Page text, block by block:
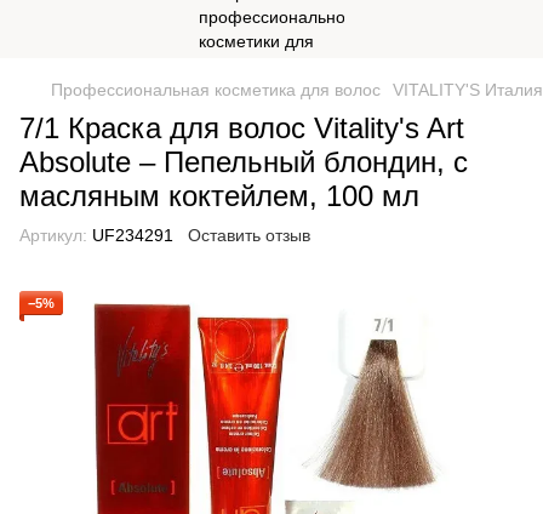
Профессиональная косметика для волос VITALITY'S Италия
7/1 Краска для волос Vitality's Art
Absolute – Пепельный блондин, с
масляным коктейлем, 100 мл
Артикул: UF234291 Оставить отзыв
−5%